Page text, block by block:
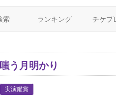
索 ランキング チケプ
嗤う月明かり
実演鑑賞